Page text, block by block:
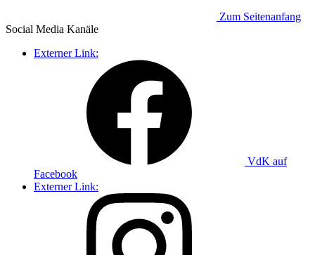
Zum Seitenanfang
Social Media Kanäle
Externer Link:
VdK auf
Facebook
Externer Link: